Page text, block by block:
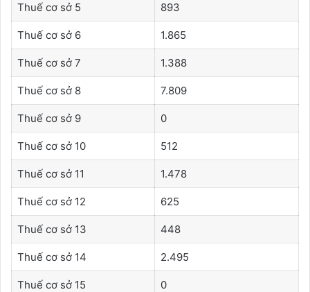
Thuế cơ sở 5 893
Thuế cơ sở 6 1.865
Thuế cơ sở 7 1.388
Thuế cơ sở 8 7.809
Thuế cơ sở 9 0
Thuế cơ sở 10 512
Thuế cơ sở 11 1.478
Thuế cơ sở 12 625
Thuế cơ sở 13 448
Thuế cơ sở 14 2.495
Thuế cơ sở 15 0